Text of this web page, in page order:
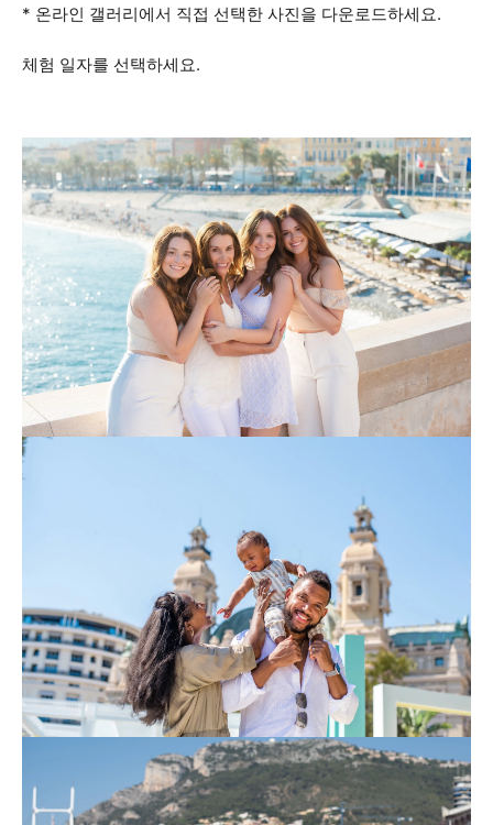
* 온라인 갤러리에서 직접 선택한 사진을 다운로드하세요.
체험 일자를 선택하세요.